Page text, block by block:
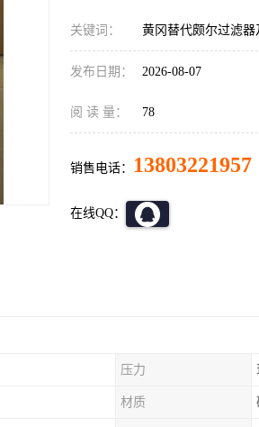
关键词： 黄冈替代颇尔过滤器
发布日期： 2026-08-07
阅 读 量： 78
销售电话： 13803221957
在线QQ：
压力
材质